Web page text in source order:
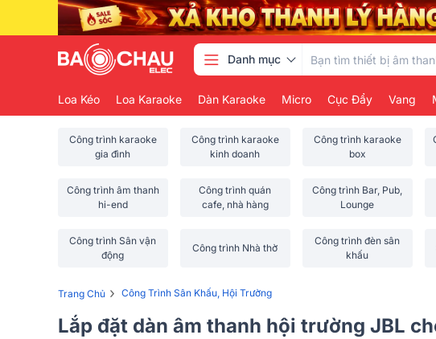
Danh mục
Loa Kéo Loa Karaoke Dàn Karaoke Micro Cục Đẩy Vang
Công trình karaoke
gia đình
Công trình karaoke
kinh doanh
Công trình karaoke
box
Công trình âm thanh
hi-end
Công trình quán
cafe, nhà hàng
Công trình Bar, Pub,
Lounge
Công trình Sân vận
động
Công trình Nhà thờ
Công trình đèn sân
khấu
Trang Chủ › Công Trình Sân Khấu, Hội Trường
Lắp đặt dàn âm thanh hội trường JBL